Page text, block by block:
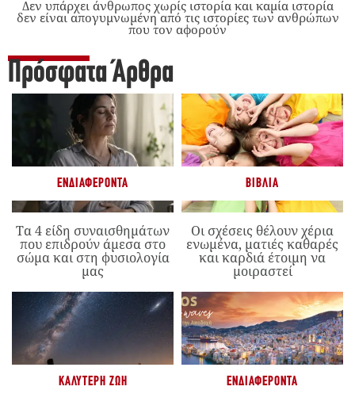
Δεν υπάρχει άνθρωπος χωρίς ιστορία και καμία ιστορία
δεν είναι απογυμνωμένη από τις ιστορίες των ανθρώπων
που τον αφορούν
Πρόσφατα Άρθρα
ΕΝΔΙΑΦΈΡΟΝΤΑ
Τα 4 είδη συναισθημάτων
που επιδρούν άμεσα στο
σώμα και στη φυσιολογία
μας
ΒΙΒΛΊΑ
Οι σχέσεις θέλουν χέρια
ενωμένα, ματιές καθαρές
και καρδιά έτοιμη να
μοιραστεί
ΚΑΛΎΤΕΡΗ ΖΩΉ ΕΝΔΙΑΦΈΡΟΝΤΑ